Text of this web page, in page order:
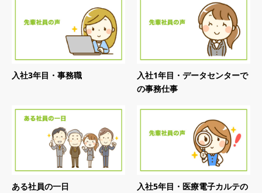
入社3年目・事務職
入社1年目・データセンターで
の事務仕事
ある社員の一日
入社5年目・医療電子カルテの